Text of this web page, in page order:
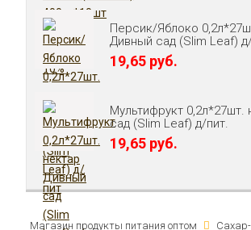
Персик/Яблоко
Дивный сад (Slim Leaf)
19,65 руб.
Мультифрукт 0,2л*27шт.
сад (Slim Leaf) д/пит.
19,65 руб.
Магазин продукты питания оптом